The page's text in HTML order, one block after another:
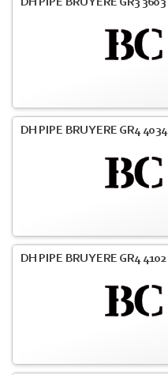
DH PIPE BRUYERE GR3 3603
DH PIPE BRUYERE GR4 4034
DH PIPE BRUYERE GR4 4102